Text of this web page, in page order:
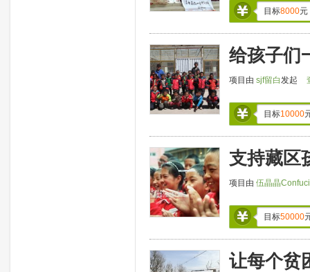
目标8000元
给孩子们
项目由 sjf留白发起
目标10000
支持藏区
项目由 伍晶晶
目标50000
让每个贫